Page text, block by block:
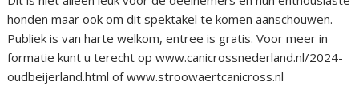
honden maar ook om dit spektakel te komen aanschouwen.
Publiek is van harte welkom, entree is gratis. Voor meer in
formatie kunt u terecht op www.canicrossnederland.nl/2024-
oudbeijerland.html of www.stroowaertcanicross.nl